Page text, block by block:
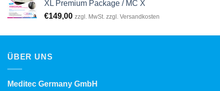
XL Premium Package / MC X
€149,00 zzgl. MwSt. zzgl. Versandkosten
ÜBER UNS
Meditec Germany GmbH